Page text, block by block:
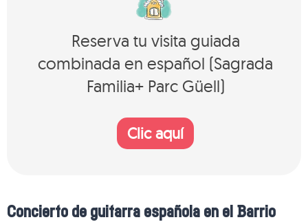
Reserva tu visita guiada
combinada en español (Sagrada
Familia+ Parc Güell)
Clic aquí
Concierto de guitarra española en el Barrio